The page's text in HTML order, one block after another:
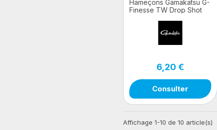
Hameçons Gamakatsu G-
Finesse TW Drop Shot
6,20 €
Consulter
Affichage 1-10 de 10 article(s)